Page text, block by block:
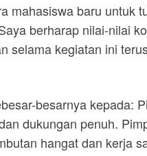
mahasiswa baru untuk
berharap nilai-nilai
selama kegiatan ini
besarnya kepada:
dukungan penuh.
hangat dan kerja